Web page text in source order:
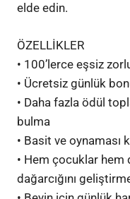
elde edin.
ÖZELLİKLER
• 100’lerce eşsiz
• Ücretsiz günlük
• Daha fazla ödül
bulma
• Basit ve oynaması
• Hem çocuklar
dağarcığını